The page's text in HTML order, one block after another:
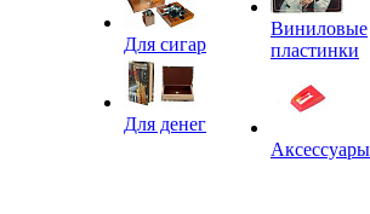
Для сигар
Для денег
Виниловые
пластинки
Аксессуары